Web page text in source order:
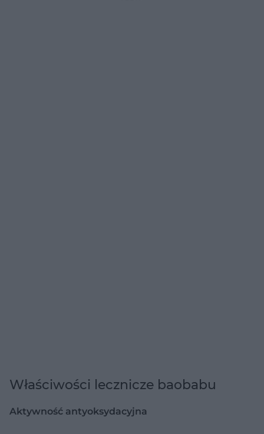
Właściwości lecznicze baobabu
Aktywność antyoksydacyjna